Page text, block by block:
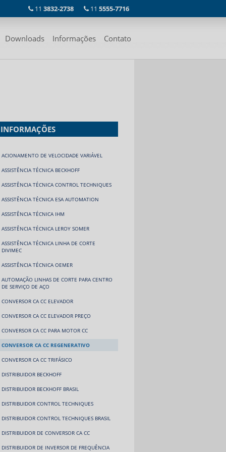
11 5555-7716
11 3832-2738
Downloads Informações Contato
INFORMAÇÕES
ACIONAMENTO DE VELOCIDADE VARIÁVEL
ASSISTÊNCIA TÉCNICA BECKHOFF
ASSISTÊNCIA TÉCNICA CONTROL TECHNIQUES
ASSISTÊNCIA TÉCNICA ESA AUTOMATION
ASSISTÊNCIA TÉCNICA IHM
ASSISTÊNCIA TÉCNICA LEROY SOMER
ASSISTÊNCIA TÉCNICA LINHA DE CORTE
DIVIMEC
ASSISTÊNCIA TÉCNICA OEMER
AUTOMAÇÃO LINHAS DE CORTE PARA CENTRO
DE SERVIÇO DE AÇO
CONVERSOR CA CC ELEVADOR
CONVERSOR CA CC ELEVADOR PREÇO
CONVERSOR CA CC PARA MOTOR CC
CONVERSOR CA CC REGENERATIVO
CONVERSOR CA CC TRIFÁSICO
DISTRIBUIDOR BECKHOFF
DISTRIBUIDOR BECKHOFF BRASIL
DISTRIBUIDOR CONTROL TECHNIQUES
DISTRIBUIDOR CONTROL TECHNIQUES BRASIL
DISTRIBUIDOR DE CONVERSOR CA CC
DISTRIBUIDOR DE INVERSOR DE FREQUÊNCIA